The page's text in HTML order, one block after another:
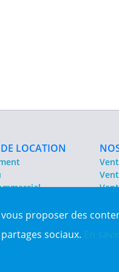
proposer des
sociaux.
LOCATION